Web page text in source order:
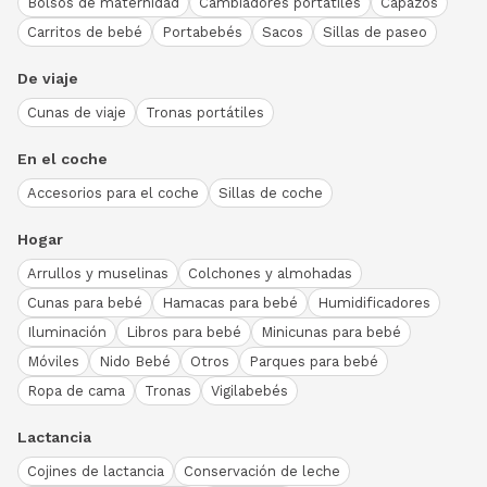
Carritos de bebé
Portabebés Sacos Sillas de paseo
De viaje
Cunas de viaje Tronas portátiles
En el coche
Accesorios para el coche Sillas de coche
Hogar
Arrullos y muselinas
Colchones y almohadas
Cunas para bebé
Hamacas para bebé
Humidificadores
Iluminación
Libros para bebé
Minicunas para bebé
Móviles
Nido Bebé Otros
Parques para bebé
Ropa de cama
Tronas Vigilabebés
Lactancia
Cojines de lactancia
Conservación de leche